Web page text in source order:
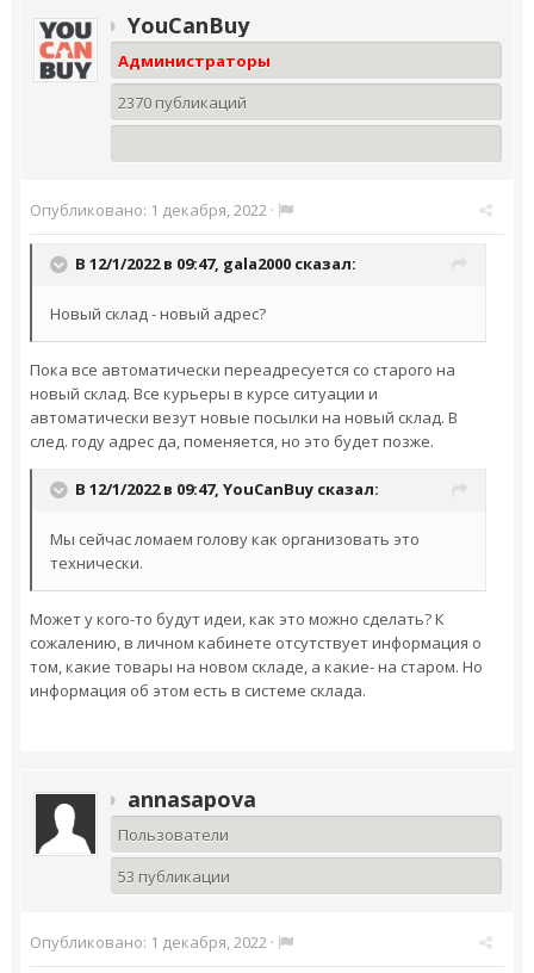
YouCanBuy
Администраторы
2370 публикаций
Опубликовано: 1 декабря, 2022 ·
В 12/1/2022 в 09:47, gala2000 сказал:
Новый склад - новый адрес?
Пока все автоматически переадресуется со старого на
новый склад. Все курьеры в курсе ситуации и
автоматически везут новые посылки на новый склад. В
след. году адрес да, поменяется, но это будет позже.
В 12/1/2022 в 09:47, YouCanBuy сказал:
Мы сейчас ломаем голову как организовать это
технически.
Может у кого-то будут идеи, как это можно сделать? К
сожалению, в личном кабинете отсутствует информация о
том, какие товары на новом складе, а какие- на старом. Но
информация об этом есть в системе склада.
annasapova
Пользователи
53 публикации
Опубликовано: 1 декабря, 2022 ·